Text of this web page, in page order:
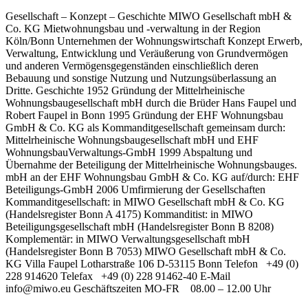
Gesellschaft – Konzept – Geschichte MIWO Gesellschaft mbH &
Co. KG Mietwohnungsbau und -verwaltung in der Region
Köln/Bonn Unternehmen der Wohnungswirtschaft Konzept Erwerb,
Verwaltung, Entwicklung und Veräußerung von Grundvermögen
und anderen Vermögensgegenständen einschließlich deren
Bebauung und sonstige Nutzung und Nutzungsüberlassung an
Dritte. Geschichte 1952 Gründung der Mittelrheinische
Wohnungsbaugesellschaft mbH durch die Brüder Hans Faupel und
Robert Faupel in Bonn 1995 Gründung der EHF Wohnungsbau
GmbH & Co. KG als Kommanditgesellschaft gemeinsam durch:
Mittelrheinische Wohnungsbaugesellschaft mbH und EHF
WohnungsbauVerwaltungs-GmbH 1999 Abspaltung und
Übernahme der Beteiligung der Mittelrheinische Wohnungsbauges.
mbH an der EHF Wohnungsbau GmbH & Co. KG auf/durch: EHF
Beteiligungs-GmbH 2006 Umfirmierung der Gesellschaften
Kommanditgesellschaft: in MIWO Gesellschaft mbH & Co. KG
(Handelsregister Bonn A 4175) Kommanditist: in MIWO
Beteiligungsgesellschaft mbH (Handelsregister Bonn B 8208)
Komplementär: in MIWO Verwaltungsgesellschaft mbH
(Handelsregister Bonn B 7053) MIWO Gesellschaft mbH & Co.
KG Villa Faupel Lotharstraße 106 D-53115 Bonn Telefon +49 (0)
228 914620 Telefax +49 (0) 228 91462-40 E-Mail
info@miwo.eu Geschäftszeiten MO-FR 08.00 – 12.00 Uhr